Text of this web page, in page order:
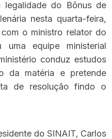
legalidade do Bônus de
nesta quarta-feira,
o ministro relator do
uma equipe ministerial
conduz estudos
da matéria e pretende
de resolução findo o
do SINAIT, Carlos